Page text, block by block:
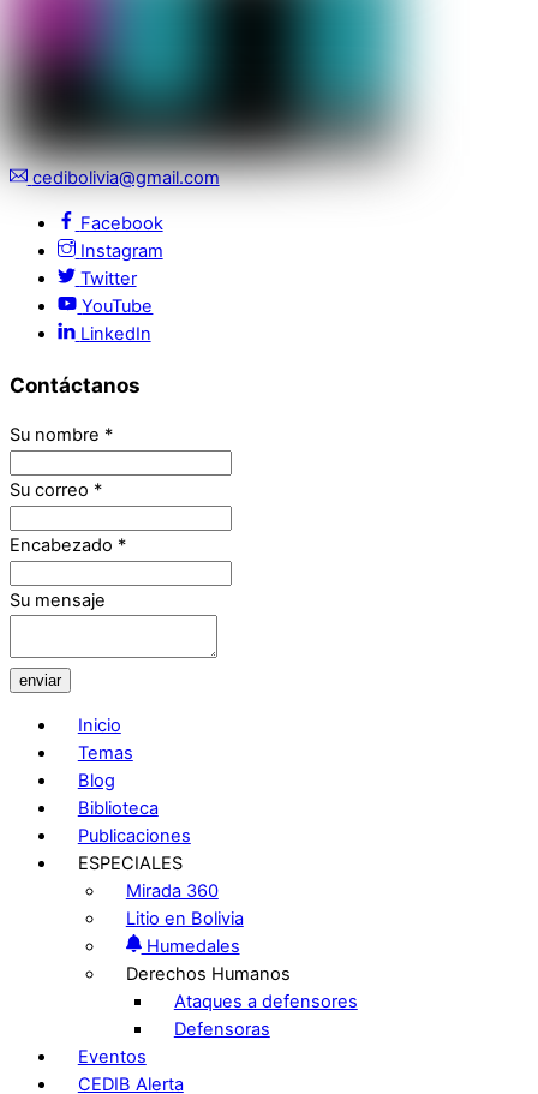
cedibolivia@gmail.com
Facebook
Instagram
Twitter
YouTube
LinkedIn
Contáctanos
Su nombre *
Su correo *
Encabezado *
Su mensaje
enviar
Inicio
Temas
Blog
Biblioteca
Publicaciones
ESPECIALES
Mirada 360
Litio en Bolivia
Humedales
Derechos Humanos
Ataques a defensores
Defensoras
Eventos
CEDIB Alerta